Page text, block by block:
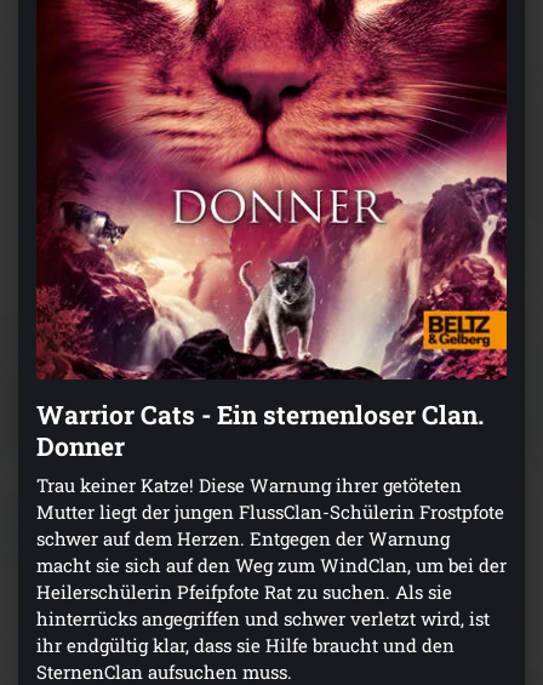
Warrior Cats - Ein sternenloser Clan.
Donner
Trau keiner Katze! Diese Warnung ihrer getöteten
Mutter liegt der jungen FlussClan-Schülerin Frostpfote
schwer auf dem Herzen. Entgegen der Warnung
macht sie sich auf den Weg zum WindClan, um bei der
Heilerschülerin Pfeifpfote Rat zu suchen. Als sie
hinterrücks angegriffen und schwer verletzt wird, ist
ihr endgültig klar, dass sie Hilfe braucht und den
SternenClan aufsuchen muss.